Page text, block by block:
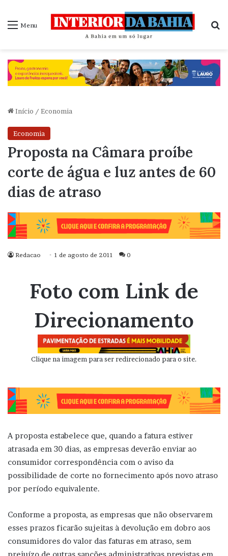
Menu
Início / Economia
Economia
Proposta na Câmara proíbe
corte de água e luz antes de 60
dias de atraso
Redacao 1 de agosto de 2011 0
Foto com Link de
Direcionamento
Clique na imagem para ser redirecionado para o site.
A proposta estabelece que, quando a fatura estiver
atrasada em 30 dias, as empresas deverão enviar ao
consumidor correspondência com o aviso da
possibilidade de corte no fornecimento após novo atraso
por período equivalente.
Conforme a proposta, as empresas que não observarem
esses prazos ficarão sujeitas à devolução em dobro aos
consumidores do valor das faturas em atraso, sem